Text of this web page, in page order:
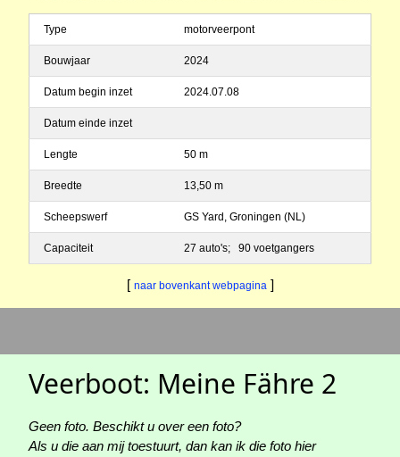
Type motorveerpont
Bouwjaar 2024
Datum begin inzet 2024.07.08
Datum einde inzet
Lengte 50 m
Breedte 13,50 m
Scheepswerf GS Yard, Groningen (NL)
Capaciteit 27 auto's; 90 voetgangers
[ naar bovenkant webpagina ]
Veerboot: Meine Fähre 2
Geen foto. Beschikt u over een foto?
Als u die aan mij toestuurt, dan kan ik die foto hier